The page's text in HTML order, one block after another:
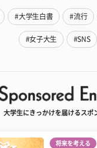
#大学生白書 #流行
#女子大生 #SNS
大学生にきっかけを届けるスポ
将来を考える